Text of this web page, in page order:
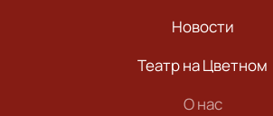
Новости
Театр на Цветном
О нас